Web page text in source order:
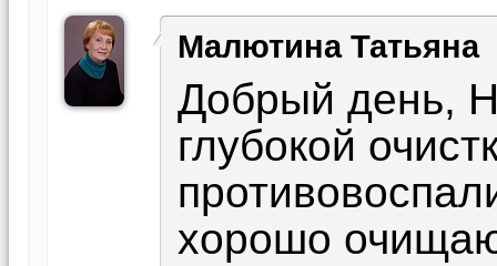
Малютина Татьяна
Добрый день,
глубокой
хорошо